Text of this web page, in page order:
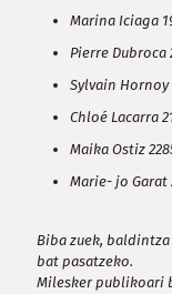
Marina Iciaga
Pierre Dubroca
Sylvain Hornoy
Chloé Lacarra
Maika Ostiz
Marie- jo Garat
Biba zuek,
bat pasatzeko.
Milesker publikoari